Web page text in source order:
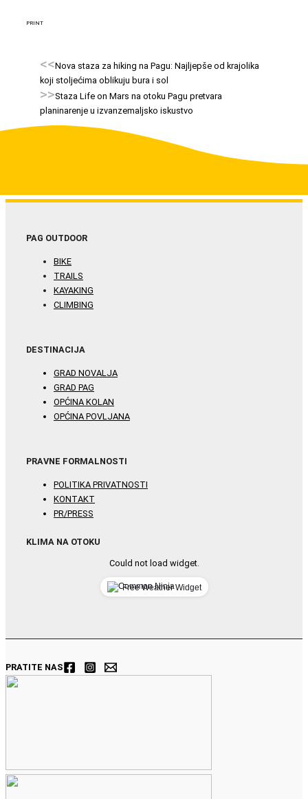
PRINT
<<Nova staza za hiking na Pagu: Najljepše od krajolika
koji stoljećima oblikuju bura i sol
>>Staza Life on Mars na otoku Pagu pretvara
planinarenje u izvanzemaljsko iskustvo
PAG OUTDOOR
BIKE
TRAILS
KAYAKING
CLIMBING
DESTINACIJA
GRAD NOVALJA
GRAD PAG
OPĆINA KOLAN
OPĆINA POVLJANA
PRAVNE FORMALNOSTI
POLITIKA PRIVATNOSTI
KONTAKT
PR/PRESS
KLIMA NA OTOKU
Could not load widget.
Free Weather Widget
PRATITE NAS